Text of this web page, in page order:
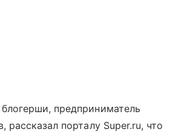
предприниматель
рассказал порталу Super.ru, что